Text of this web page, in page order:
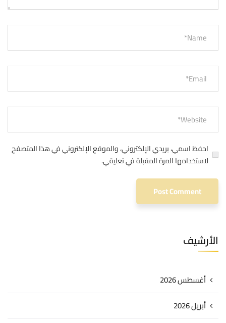
احفظ اسمي، بريدي الإلكتروني، والموقع الإلكتروني في هذا المتصفح
لاستخدامها المرة المقبلة في تعليقي.
الأرشيف
أغسطس 2026
أبريل 2026